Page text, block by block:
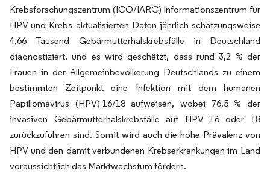
Krebsforschungszentrum (ICO/IARC) Informationszentrum für
HPV und Krebs aktualisierten Daten jährlich schätzungsweise
4,66 Tausend Gebärmutterhalskrebsfälle in Deutschland
diagnostiziert, und es wird geschätzt, dass rund 3,2 % der
Frauen in der Allgemeinbevölkerung Deutschlands zu einem
bestimmten Zeitpunkt eine Infektion mit dem humanen
Papillomavirus (HPV)-16/18 aufweisen, wobei 76,5 % der
invasiven Gebärmutterhalskrebsfälle auf HPV 16 oder 18
zurückzuführen sind. Somit wird auch die hohe Prävalenz von
HPV und den damit verbundenen Krebserkrankungen im Land
voraussichtlich das Marktwachstum fördern.